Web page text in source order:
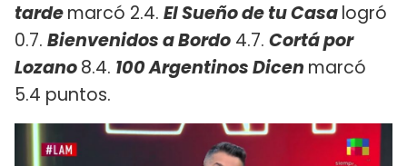
tardemarcó 2.4. El Sueño de tu Casalogró
0.7. Bienvenidos a Bordo 4.7. Cortá por
Lozano8.4. 100 Argentinos Dicen marcó
5.4 puntos.